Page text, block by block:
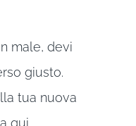
male, devi
giusto.
tua nuova
qui.